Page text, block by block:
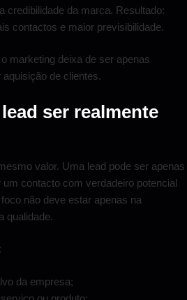
credibilidade da marca. Resultado:
contactos e maior previsibilidade.
marketing deixa de ser apenas
de clientes.
ser realmente
valor. Uma lead pode ser apenas
contacto com verdadeiro potencial
não deve estar apenas na
qualidade.
da empresa;